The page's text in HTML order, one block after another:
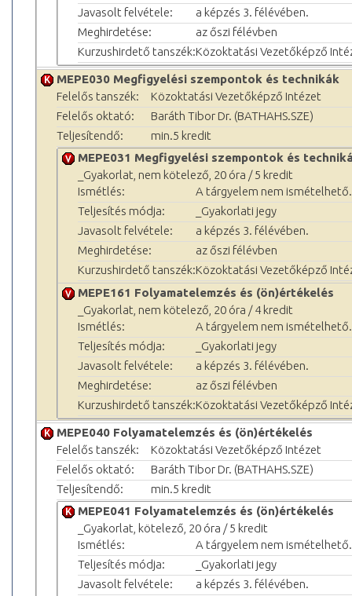
Javasolt felvétele:
a képzés 3. félévében.
Meghirdetése:
az őszi félévben
Kurzushirdető tanszék:Közoktatási Vezetőképző
MEPE030 Megfigyelési szempontok és technikák
Felelős tanszék:
Közoktatási Vezetőképző Intézet
Felelős oktató:
Baráth Tibor Dr. (BATHAHS.SZE)
Teljesítendő:
min.5 kredit
MEPE031 Megfigyelési szempontok és
_Gyakorlat, nem kötelező, 20 óra / 5 kredit
Ismétlés:
A tárgyelem nem ismételhető.
Teljesítés módja:
_Gyakorlati jegy
Javasolt felvétele:
a képzés 3. félévében.
Meghirdetése:
az őszi félévben
Kurzushirdető tanszék:Közoktatási Vezetőképző
MEPE161 Folyamatelemzés és (ön)értékelés
_Gyakorlat, nem kötelező, 20 óra / 4 kredit
Ismétlés:
A tárgyelem nem ismételhető.
Teljesítés módja:
_Gyakorlati jegy
Javasolt felvétele:
a képzés 3. félévében.
Meghirdetése:
az őszi félévben
Kurzushirdető tanszék:Közoktatási Vezetőképző
MEPE040 Folyamatelemzés és (ön)értékelés
Felelős tanszék:
Közoktatási Vezetőképző Intézet
Felelős oktató:
Baráth Tibor Dr. (BATHAHS.SZE)
Teljesítendő:
min.5 kredit
MEPE041 Folyamatelemzés és (ön)értékelés
_Gyakorlat, kötelező, 20 óra / 5 kredit
Ismétlés:
A tárgyelem nem ismételhető.
Teljesítés módja:
_Gyakorlati jegy
Javasolt felvétele:
a képzés 3. félévében.